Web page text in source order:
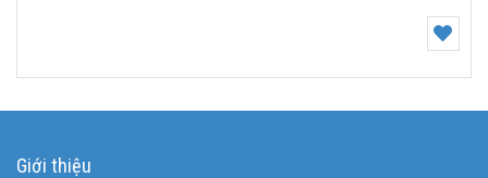
Giới thiệu